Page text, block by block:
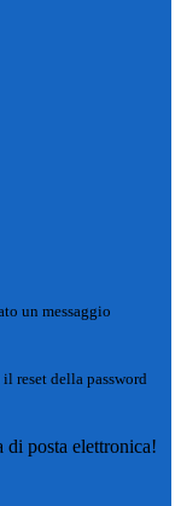
un messaggio
reset della password
di posta elettronica!